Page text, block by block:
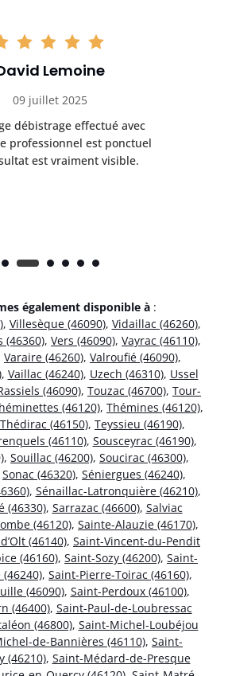
Lemoine
09 juillet 2025
débistrage effectué avec
professionnel est ponctuel
est vraiment visible.
également disponible à :
, Villesèque (46090), Vidaillac (46260),
(46360), Vers (46090), Vayrac (46110),
Varaire (46260), Valroufié (46090),
, Vaillac (46240), Uzech (46310), Ussel
(46090), Touzac (46700), Tour-
(46120), Thémines (46120),
Thédirac (46150), Teyssieu (46190),
(46110), Sousceyrac (46190),
, Souillac (46200), Soucirac (46300),
Sonac (46320), Séniergues (46240),
, Sénaillac-Latronquière (46210),
(46330), Sarrazac (46600), Salviac
(46120), Sainte-Alauzie (46170),
(46140), Saint-Vincent-du-Pendit
(46160), Saint-Sozy (46200), Saint-
, Saint-Pierre-Toirac (46160),
(46090), Saint-Perdoux (46100),
(46400), Saint-Paul-de-Loubressac
(46800), Saint-Michel-Loubéjou
de-Bannières (46110), Saint-
(46210), Saint-Médard-de-Presque